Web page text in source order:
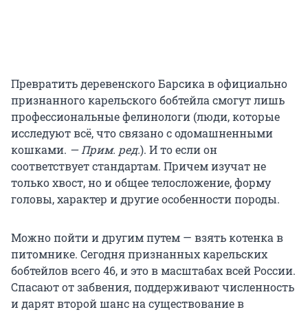
Превратить деревенского Барсика в официально
признанного карельского бобтейла смогут лишь
профессиональные фелинологи (люди, которые
исследуют всё, что связано с одомашненными
кошками. — Прим. ред.). И то если он
соответствует стандартам. Причем изучат не
только хвост, но и общее телосложение, форму
головы, характер и другие особенности породы.
Можно пойти и другим путем — взять котенка в
питомнике. Сегодня признанных карельских
бобтейлов всего 46, и это в масштабах всей России.
Спасают от забвения, поддерживают численность
и дарят второй шанс на существование в